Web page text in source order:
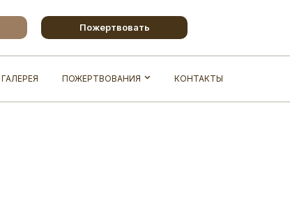
Пожертвовать
ГАЛЕРЕЯ ПОЖЕРТВОВАНИЯ КОНТАКТЫ